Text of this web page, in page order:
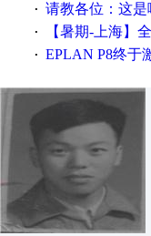
· 请教各位：这是
· 【暑期-上海】全国工业
· EPLAN P8终于激活成功